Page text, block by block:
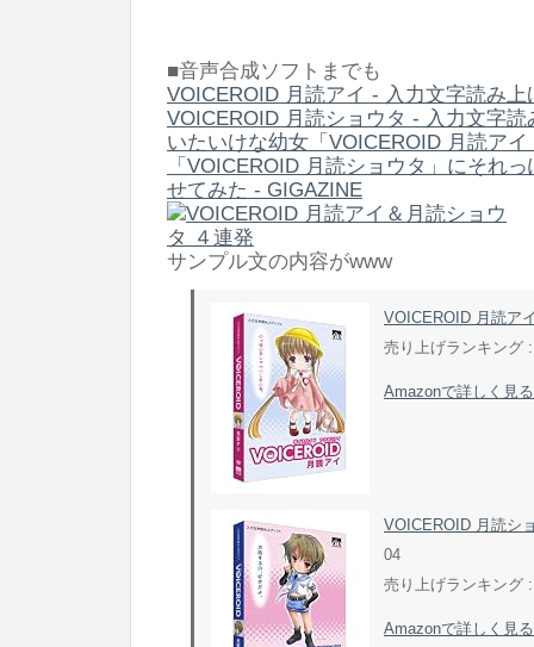
■音声合成ソフトまでも
VOICEROID 月読アイ - 入力文字読み上
VOICEROID 月読ショウタ - 入力文字読
いたいけな幼女「VOICEROID 月読ア
「VOICEROID 月読ショウタ」にそれ
せてみた - GIGAZINE
サンプル文の内容がwww
VOICEROID 月読ア
売り上げランキング
Amazonで詳しく見る
VOICEROID 月読シ
04
売り上げランキング
Amazonで詳しく見る